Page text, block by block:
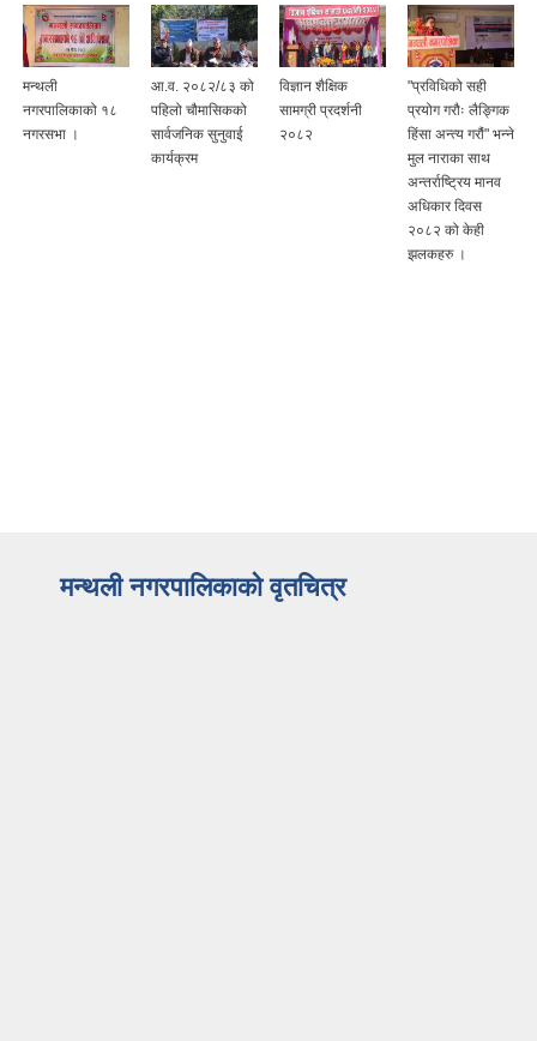
मन्थली
नगरपालिकाको १८
नगरसभा ।
आ.व. २०८२/८३ को
पहिलो चौमासिकको
सार्वजनिक सुनुवाई
कार्यक्रम
विज्ञान शैक्षिक
सामग्री प्रदर्शनी
२०८२
"प्रविधिको सही
प्रयोग गरौः लैङ्गिक
हिंसा अन्त्य गरौं" भन्ने
मुल नाराका साथ
अन्तर्राष्ट्रिय मानव
अधिकार दिवस
२०८२ को केही
झलकहरु ।
मन्थली नगरपालिकाको वृतचित्र